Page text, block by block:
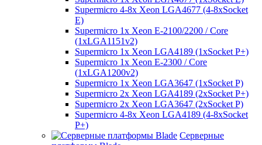
Supermicro 4-8x Xeon LGA4677 (4-8xSocket
E)
Supermicro 1x Xeon E-2100/2200 / Core
(1xLGA1151v2)
Supermicro 1x Xeon LGA4189 (1xSocket P+)
Supermicro 1x Xeon E-2300 / Core
(1xLGA1200v2)
Supermicro 1x Xeon LGA3647 (1xSocket P)
Supermicro 2x Xeon LGA4189 (2xSocket P+)
Supermicro 2x Xeon LGA3647 (2xSocket P)
Supermicro 4-8x Xeon LGA4189 (4-8xSocket
P+)
Серверные